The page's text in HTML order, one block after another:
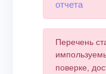
отчета
Перечень
поверке,